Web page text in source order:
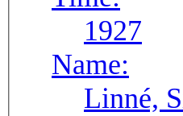
1927
Name:
Linné,